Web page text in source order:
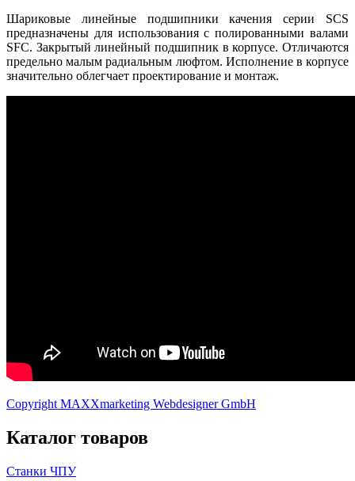
Шариковые линейные подшипники качения серии SCS
предназначены для использования с полированными валами
SFC. Закрытый линейный подшипник в корпусе. Отличаются
предельно малым радиальным люфтом. Исполнение в корпусе
значительно облегчает проектирование и монтаж.
Copyright MAXXmarketing Webdesigner GmbH
Каталог товаров
Станки ЧПУ